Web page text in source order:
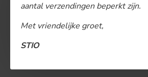
aantal verzendingen beperkt zijn.
Met vriendelijke groet,
STIO
€ 25,00
BESTELLEN